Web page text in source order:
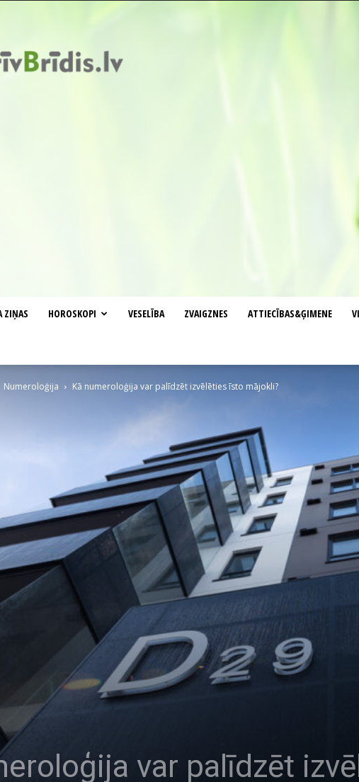
ZIŅAS HOROSKOPI VESELĪBA ZVAIGZNES ATTIECĪBAS&ĢIMENE
Numeroloģija Kā numeroloģija var palīdzēt izvēlēties īsto mājokli?
var palīdzēt